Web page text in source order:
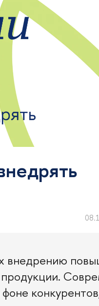
внедрению
продукции.